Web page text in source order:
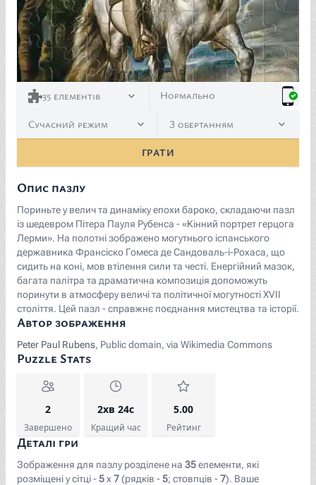
<p><a href="https://commons.wikimedia.org/wiki/
35 елементів Нормально
Сучасний режим З обертанням
ГРАТИ
Опис пазлу
Пориньте у велич та динаміку епохи бароко, складаючи пазл
із шедевром Пітера Пауля Рубенса - «Кінний портрет герцога
Лерми». На полотні зображено могутнього іспанського
державника Франсіско Гомеса де Сандоваль-і-Рохаса, що
сидить на коні, мов втілення сили та честі. Енергійний мазок,
багата палітра та драматична композиція допоможуть
поринути в атмосферу величі та політичної могутності XVII
століття. Цей пазл - справжнє поєднання мистецтва та історії.
Автор зображення
Peter Paul Rubens, Public domain, via Wikimedia Commons
Puzzle Stats
2
Завершено
2хв 24с
Кращий час
5.00
Рейтинг
Деталі гри
Зображення для пазлу розділене на 35елементи, які
розміщені у сітці -5x 7 (рядків -5; стовпців -7). Ваше